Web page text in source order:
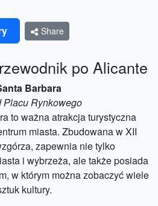
Share
po Alicante
Barbara
Placu Rynkowego
to ważna atrakcja turystyczna
miasta. Zbudowana w XII
zapewnia nie tylko
i wybrzeża, ale także posiada
w którym można zobaczyć wiele
kultury.